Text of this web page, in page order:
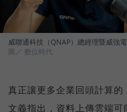
威聯通科技（QNAP）總經理暨威強
圖／ 數位時代
真正讓更多企業回頭計算的
文義指出，資料上傳雲端可